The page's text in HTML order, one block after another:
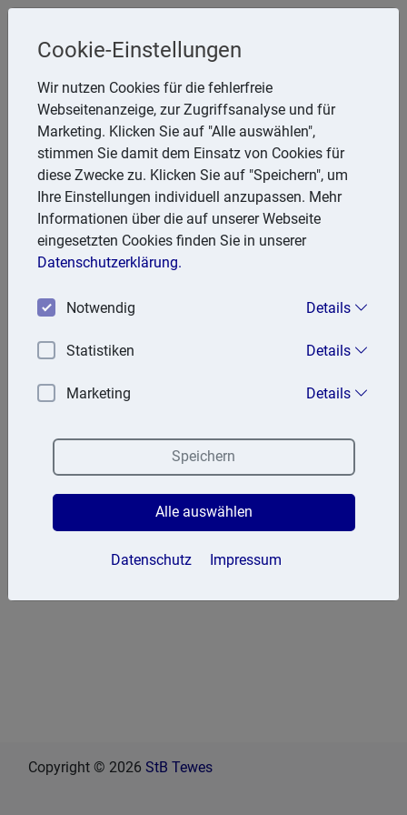
Karl Heinz Tewes
Wellinghofer Hecke 5, 44265 Dortmund
Telefon: 231 462050
E-Mail:tewes.StB@t-online.de
Leistungsprofil:
Jahresabschlüsse
Existenzgründungsberatung
Steuerstraf- und
Steuervollstreckungsangelegenheiten
Copyright © 2026 StB Tewes
Cookie-Einstellungen
Wir nutzen Cookies für die fehlerfreie
Webseitenanzeige, zur Zugriffsanalyse und für
Marketing. Klicken Sie auf "Alle auswählen",
stimmen Sie damit dem Einsatz von Cookies für
diese Zwecke zu. Klicken Sie auf "Speichern", um
Ihre Einstellungen individuell anzupassen. Mehr
Informationen über die auf unserer Webseite
eingesetzten Cookies finden Sie in unserer
Datenschutzerklärung.
Notwendig Details
Statistiken Details
Marketing Details
Datenschutz Impressum
Speichern
Alle auswählen